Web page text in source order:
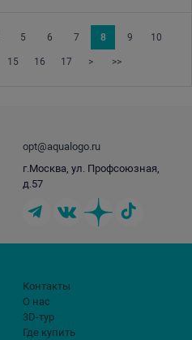
5 6 7 8 9 10
15 16 17 > >>
Контакты
О нас
3D-тур
Где купить
opt@aqualogo.ru
г.Москва, ул. Профсоюзная,
д.57